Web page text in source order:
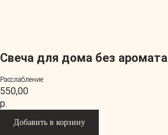
Свеча для дома без аромата
Расслабление
550,00
р.
Добавить в корзину